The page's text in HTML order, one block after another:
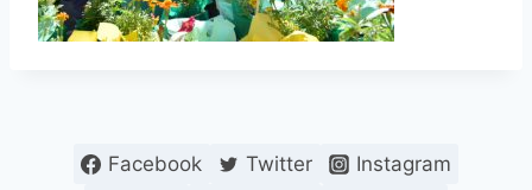
Facebook Twitter
Instagram